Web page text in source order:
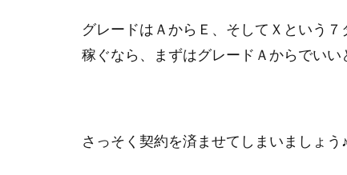
グレードはＡからＥ、そしてＸという
稼ぐなら、まずはグレードＡからでいい
さっそく契約を済ませてしまいましょう♪